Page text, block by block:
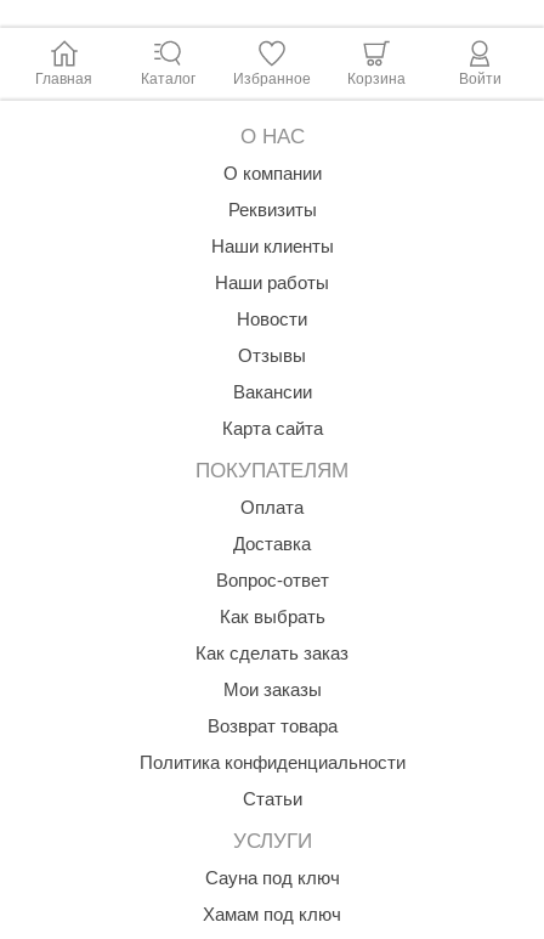
Главная Каталог Избранное Корзина Войти
О НАС
О компании
Реквизиты
Наши клиенты
Наши работы
Новости
Отзывы
Вакансии
Карта сайта
ПОКУПАТЕЛЯМ
Оплата
Доставка
Вопрос-ответ
Как выбрать
Как сделать заказ
Мои заказы
Возврат товара
Политика конфиденциальности
Статьи
УСЛУГИ
Сауна под ключ
Хамам под ключ